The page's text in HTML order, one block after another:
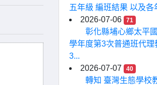
五年級 編班結果 以及各
2026-07-06
71
彰化縣埔心鄉太平
學年度第3次普通班代理
3...
2026-07-07
40
轉知 臺灣生態學校